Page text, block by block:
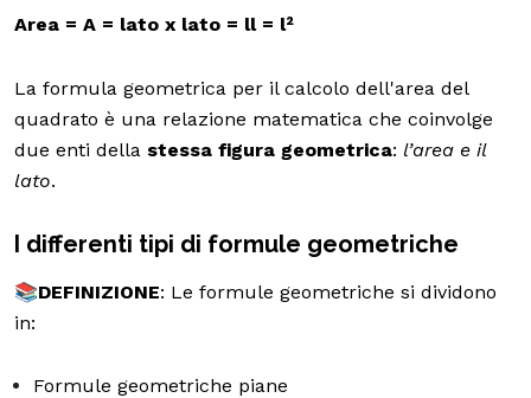
Area = A = lato x lato = ll = l²
La formula geometrica per il calcolo dell'area del
quadrato è una relazione matematica che coinvolge
due enti della stessa figura geometrica: l’area e il
lato.
I differenti tipi di formule geometriche
📚DEFINIZIONE: Le formule geometriche si dividono
in:
Formule geometriche piane